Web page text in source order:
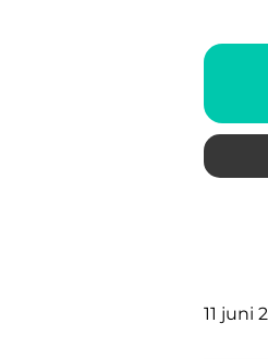
11 juni